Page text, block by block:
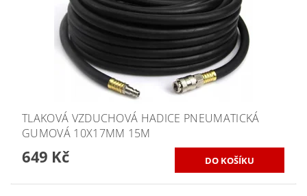
TLAKOVÁ VZDUCHOVÁ HADICE PNEUMATICKÁ
GUMOVÁ 10X17MM 15M
649 Kč